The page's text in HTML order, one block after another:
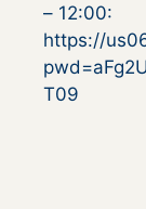
– 12:00:
https://
T09